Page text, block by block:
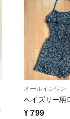
オールインワン
ペイズリー柄
¥799